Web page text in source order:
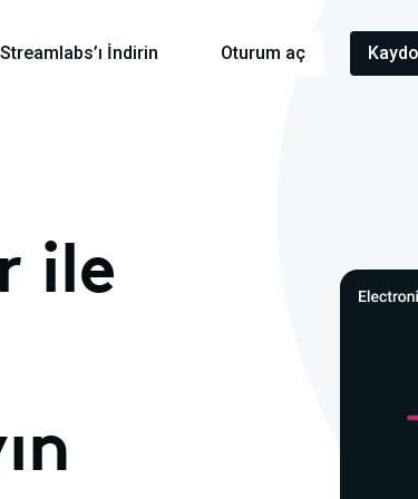
Streamlabs’ı İndirin Oturum aç
ile